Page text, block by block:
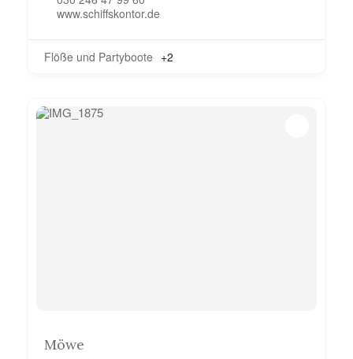
www.schiffskontor.de
Flöße und Partyboote +2
Möwe